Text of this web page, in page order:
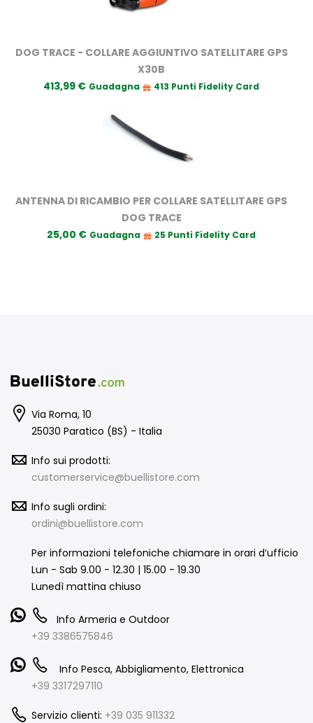
DOG TRACE - COLLARE AGGIUNTIVO SATELLITARE GPS
X30B
413,99 € Guadagna 413 Punti Fidelity Card
ANTENNA DI RICAMBIO PER COLLARE SATELLITARE GPS
DOG TRACE
25,00 € Guadagna 25 Punti Fidelity Card
Via Roma, 10
25030 Paratico (BS) - Italia
Info sui prodotti:
customerservice@buellistore.com
Info sugli ordini:
ordini@buellistore.com
Per informazioni telefoniche chiamare in orari d’ufficio
Lun - Sab 9.00 - 12.30 | 15.00 - 19.30
Lunedì mattina chiuso
Info Armeria e Outdoor
+39 3386575846
Info Pesca, Abbigliamento, Elettronica
+39 3317297110
Servizio clienti: +39 035 911332